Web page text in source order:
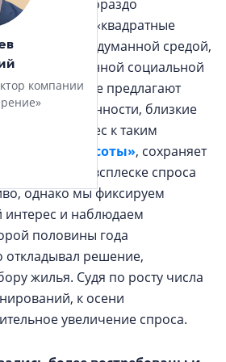
компании
стали гораздо
не просто «квадратные
продукт с продуманной средой,
и качественной социальной
которые предлагают
и несут ценности, близкие
интерес к таким
высоты», сохраняет
Говорить о всплеске спроса
однако мы фиксируем
и наблюдаем
половины года
откладывал решение,
жилья. Судя по росту числа
к осени
увеличение спроса.